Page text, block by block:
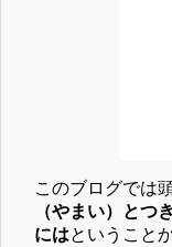
このブログでは
（やまい）とつ
にはということ